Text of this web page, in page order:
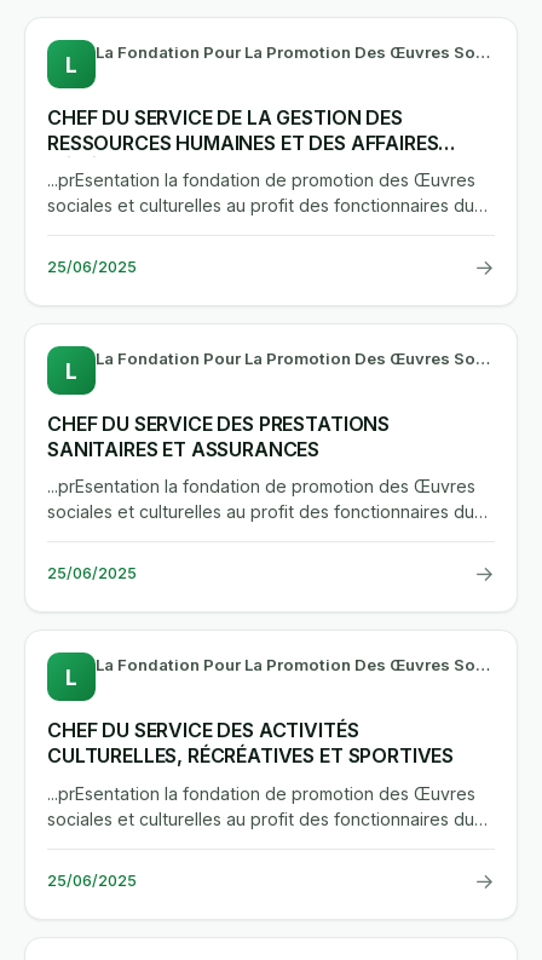
L La Fondation Pour La Promotion Des Œuvres Sociales Au Profit Des Fonctionnaires Du Département Des Eaux Et Forêts
CHEF DU SERVICE DE LA GESTION DES
RESSOURCES HUMAINES ET DES AFFAIRES
GÉNÉRALES
...prEsentation la fondation de promotion des Œuvres
sociales et culturelles au profit des fonctionnaires du
departement...
25/06/2025 →
L La Fondation Pour La Promotion Des Œuvres Sociales Au Profit Des Fonctionnaires Du Département Des Eaux Et Forêts
CHEF DU SERVICE DES PRESTATIONS
SANITAIRES ET ASSURANCES
...prEsentation la fondation de promotion des Œuvres
sociales et culturelles au profit des fonctionnaires du
departement...
25/06/2025 →
L La Fondation Pour La Promotion Des Œuvres Sociales Au Profit Des Fonctionnaires Du Département Des Eaux Et Forêts
CHEF DU SERVICE DES ACTIVITÉS
CULTURELLES, RÉCRÉATIVES ET SPORTIVES
...prEsentation la fondation de promotion des Œuvres
sociales et culturelles au profit des fonctionnaires du
departement...
25/06/2025 →